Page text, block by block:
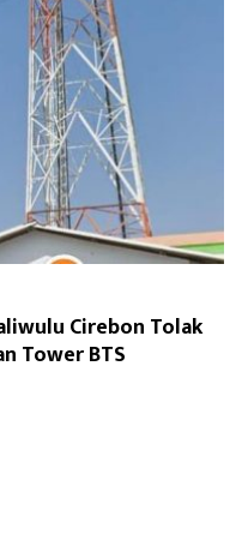
Cirebon Tolak
Tower BTS